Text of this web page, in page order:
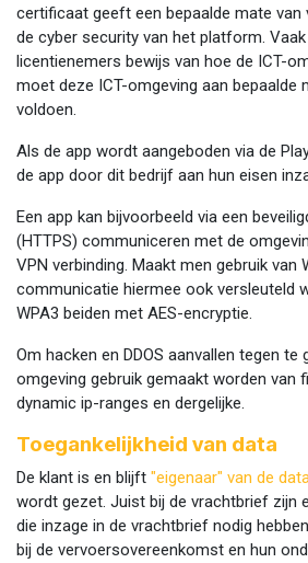
certificaat geeft een bepaalde mate van
de cyber security van het platform.
licentienemers bewijs van hoe de ICT-
moet deze ICT-omgeving aan bepaalde
voldoen.
Als de app wordt aangeboden via de
de app door dit bedrijf aan hun eisen
Een app kan bijvoorbeeld via een
(HTTPS) communiceren met de
VPN verbinding. Maakt men gebruik van
communicatie hiermee ook versleuteld
WPA3 beiden met AES-encryptie.
Om hacken en DDOS aanvallen tegen te
omgeving gebruik gemaakt worden van
dynamic ip-ranges en dergelijke.
Toegankelijkheid van data
De klant is en blijft "eigenaar" van de
wordt gezet. Juist bij de vrachtbrief zijn
die inzage in de vrachtbrief nodig
bij de vervoersovereenkomst en hun